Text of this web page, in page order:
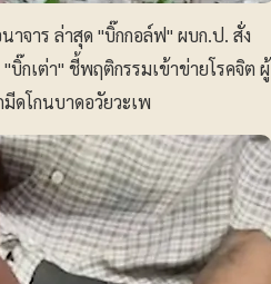
จาร ล่าสุด "บิ๊กกอล์ฟ" ผบก.ป. สั่ง
กเต่า" ชี้พฤติกรรมเข้าข่ายโรคจิต ผู้
ดโกนบาดอวัยวะเพ